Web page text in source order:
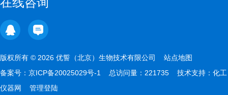
版权所有 © 2026 优誓（北京）生物技术有限公司 站点地图
备案号： 京ICP备20025029号-1 总访问量：221735 技术支持： 化工
仪器网
管理登陆